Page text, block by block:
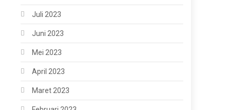
Juli 2023
Juni 2023
Mei 2023
April 2023
Maret 2023